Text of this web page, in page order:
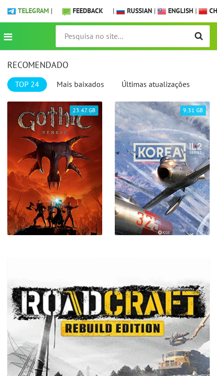
TELEGRAM | FEEDBACK | RUSSIAN | ENGLISH |
RECOMENDADO
TOP 24 Mais baixados Últimas atualizações
23.47 GB 9.31 GB